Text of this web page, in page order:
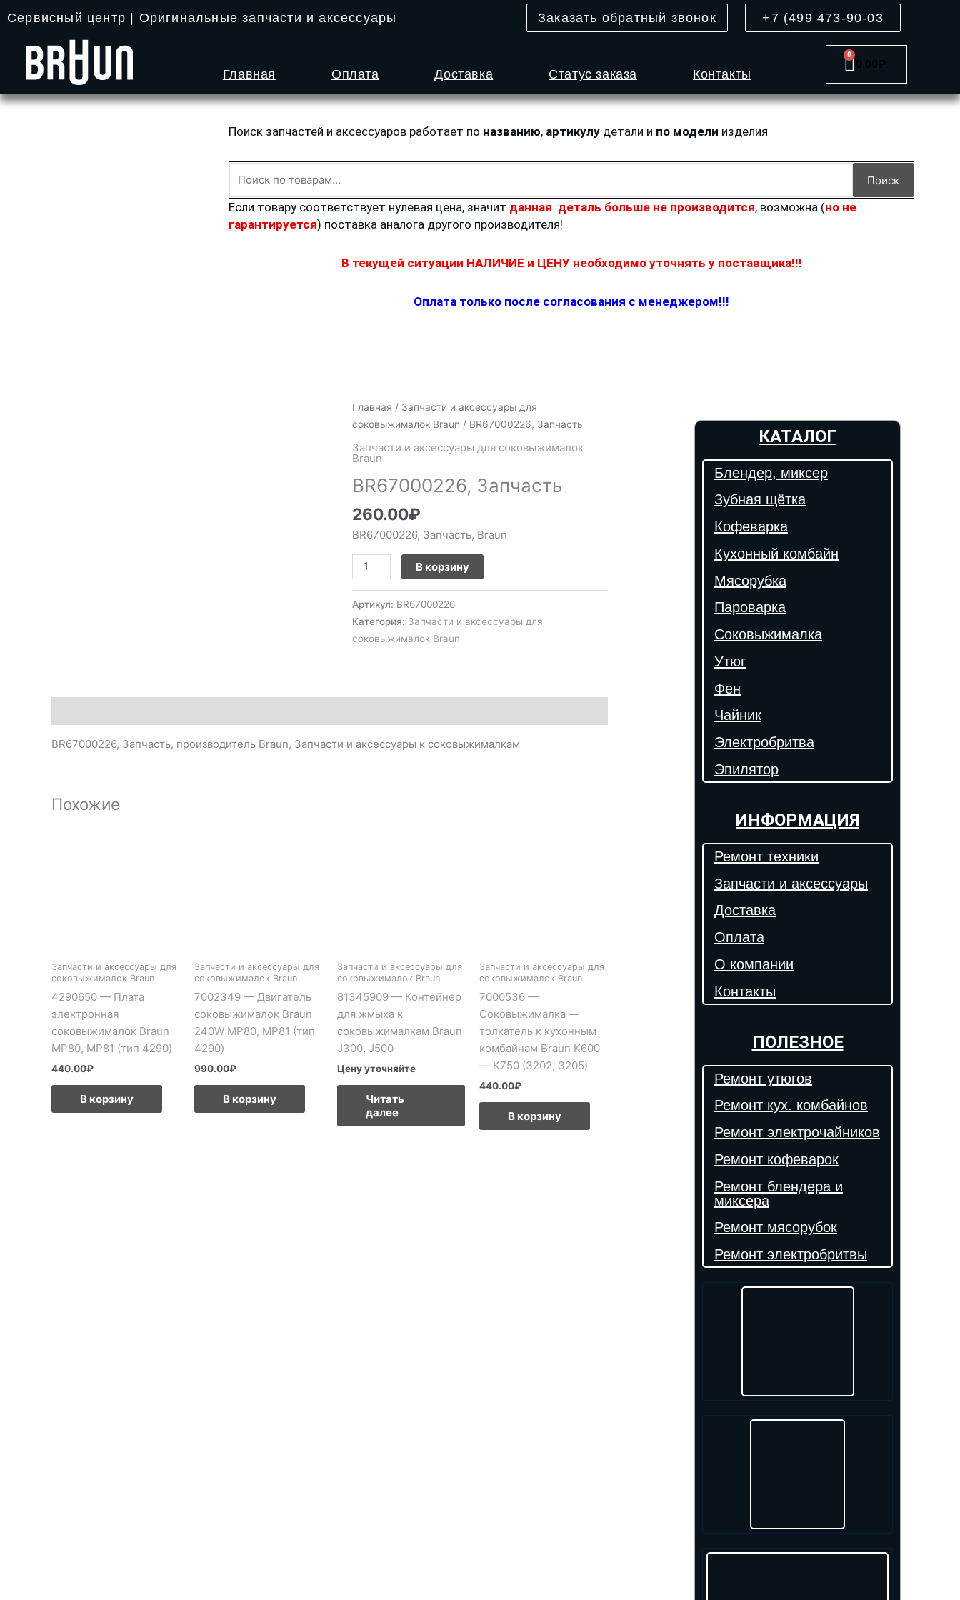
содержимому
Сервисный центр | Оригинальные запчасти и аксессуары Заказать обратный звонок +7 (499 473-90-03
Главная Оплата Доставка Статус заказа Контакты
0.00₽
0
Cart
Поиск запчастей и аксессуаров работает по названию, артикулу детали и по модели изделия
Поиск
Если товару соответствует нулевая цена, значит данная деталь больше не производится, возможна (но не
гарантируется) поставка аналога другого производителя!
В текущей ситуации НАЛИЧИЕ и ЦЕНУ необходимо уточнять у поставщика!!!
Оплата только после согласования с менеджером!!!
Главная / Запчасти и аксессуары для
соковыжималок Braun / BR67000226, Запчасть
Запчасти и аксессуары для соковыжималок
Braun
BR67000226, Запчасть
260.00₽
BR67000226, Запчасть, Braun
Количество
товара
Запчасть
В корзину
Артикул: BR67000226
Категория: Запчасти и аксессуары для
соковыжималок Braun
BR67000226, Запчасть, производитель Braun, Запчасти и аксессуары к соковыжималкам
Похожие
Запчасти и аксессуары для
соковыжималок Braun
4290650 — Плата
электронная
соковыжималок Braun
MP80, MP81 (тип 4290)
440.00₽
В корзину
Запчасти и аксессуары для
соковыжималок Braun
7002349 — Двигатель
соковыжималок Braun
240W MP80, MP81 (тип
4290)
990.00₽
В корзину
Запчасти и аксессуары для
соковыжималок Braun
81345909 — Контейнер
для жмыха к
соковыжималкам Braun
J300, J500
Цену уточняйте
Читать
далее
Запчасти и аксессуары для
соковыжималок Braun
7000536 —
Соковыжималка —
толкатель к кухонным
комбайнам Braun K600
— K750 (3202, 3205)
440.00₽
В корзину
КАТАЛОГ
Блендер, миксер
Зубная щётка
Кофеварка
Кухонный комбайн
Мясорубка
Пароварка
Соковыжималка
Утюг
Фен
Чайник
Электробритва
Эпилятор
ИНФОРМАЦИЯ
Ремонт техники
Запчасти и аксессуары
Доставка
Оплата
О компании
Контакты
ПОЛЕЗНОЕ
Ремонт утюгов
Ремонт кух. комбайнов
Ремонт электрочайников
Ремонт кофеварок
Ремонт блендера и
миксера
Ремонт мясорубок
Ремонт электробритвы